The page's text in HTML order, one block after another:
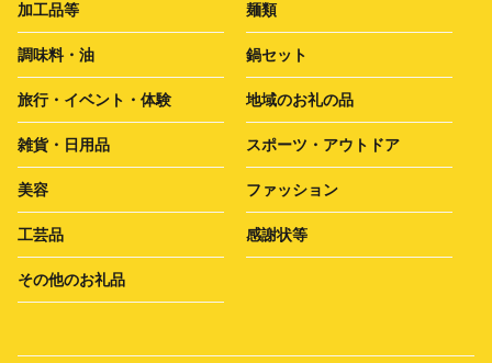
加工品等 麺類
調味料・油 鍋セット
旅行・イベント・体験 地域のお礼の品
雑貨・日用品 スポーツ・アウトドア
美容 ファッション
工芸品 感謝状等
その他のお礼品